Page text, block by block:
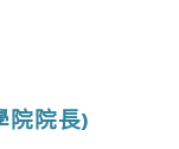
院院長)